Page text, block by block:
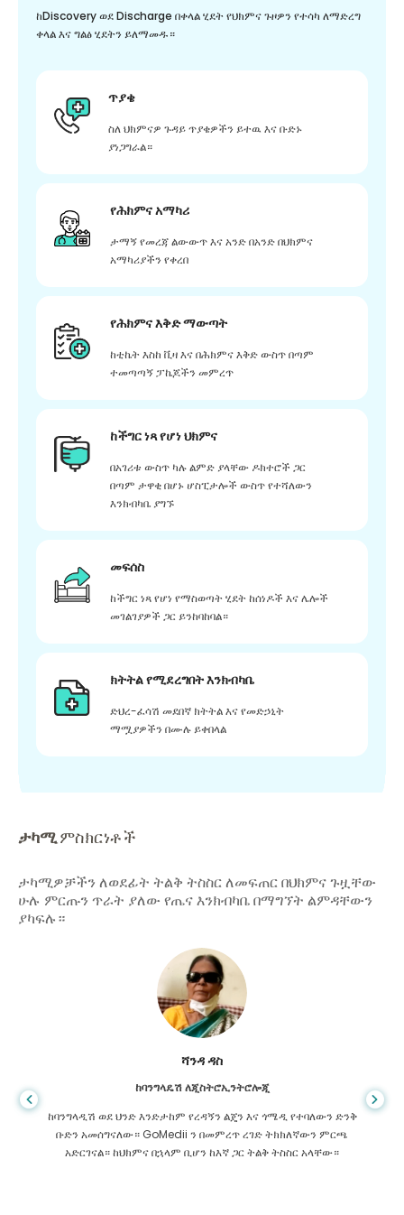
ከDiscovery ወደ Discharge በቀላል ሂደት የህክምና ጉዞዎን የተሳካ ለማድረግ
ቀላል እና ግልፅ ሂደትን ይለማመዱ።
ጥያቄ
ስለ ህክምናዎ ጉዳይ ጥያቄዎችን ይተዉ እና ቡድኑ
ያነጋግራል።
የሕክምና አማካሪ
ታማኝ የመረጃ ልውውጥ እና አንድ በአንድ በህክምና
አማካሪያችን የቀረበ
የሕክምና እቅድ ማውጣት
ከቲኬት እስከ ቪዛ እና በሕክምና እቅድ ውስጥ በጣም
ተመጣጣኝ ፓኬጆችን መምረጥ
ከችግር ነጻ የሆነ ህክምና
በአገሪቱ ውስጥ ካሉ ልምድ ያላቸው ዶክተሮች ጋር
በጣም ታዋቂ በሆኑ ሆስፒታሎች ውስጥ የተሻለውን
እንክብካቤ ያግኙ
መፍሰስ
ከችግር ነጻ የሆነ የማስወጣት ሂደት ከሰነዶች እና ሌሎች
መገልገያዎች ጋር ይንከባከባል።
ክትትል የሚደረግበት እንክብካቤ
ድህረ-ፈሳሽ መደበኛ ክትትል እና የመድኃኒት
ማሟያዎችን በሙሉ ይቀበላል
ታካሚምስክርነቶች
ታካሚዎቻችን ለወደፊት ትልቅ ትስስር ለመፍጠር በህክምና ጉዟቸው
ሁሉ ምርጡን ጥራት ያለው የጤና እንክብካቤ በማግኘት ልምዳቸውን
ያካፍሉ።
ሻንዳ ዳስ
ከባንግላዴሽ ለጂስትሮኢንትሮሎጂ
ከባንግላዲሽ ወደ ህንድ እንድታከም የረዳኝን ልጄን እና ጎሜዲ የተባለውን ድንቅ
ቡድን አመሰግናለው። GoMedii ን በመምረጥ ረገድ ትክክለኛውን ምርጫ
አድርገናል። ከህክምና በኋላም ቢሆን ከእኛ ጋር ትልቅ ትስስር አላቸው።